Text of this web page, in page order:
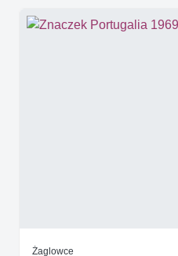
Żaglowce